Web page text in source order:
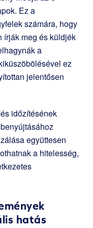
Ez a
számára, hogy
írják meg és küldjék
a
ez
jelentősen
időzítésének
együttesen
a hitelesség,
hatás